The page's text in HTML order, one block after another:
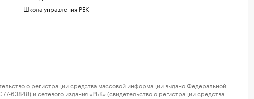
Школа управления РБК
о регистрации средства массовой информации выдано Федеральной
и сетевого издания «РБК» (свидетельство о регистрации средства